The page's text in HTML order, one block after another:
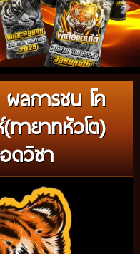
ลการชน โค
ายาทหัวโต)
ดวิชา